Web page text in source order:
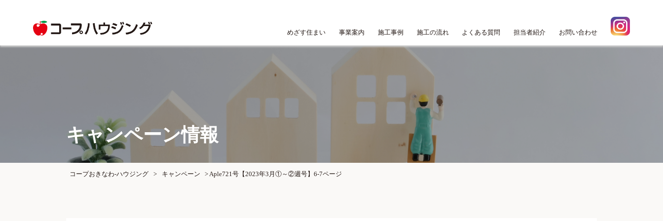
めざす住まい 事業案内 施工事例 施工の流れ よくある質問 担当者紹介 お問い合わせ
キャンペーン情報
コープおきなわ-ハウジング > キャンペーン > Aple721号【2023年3月①～②週号】6-7ページ